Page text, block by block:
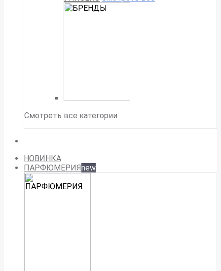
Смотреть все категории
НОВИНКА
ПАРФЮМЕРИЯnew